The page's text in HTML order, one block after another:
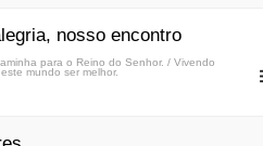
nosso encontro
para o Reino do Senhor. / Vivendo
mundo ser melhor.